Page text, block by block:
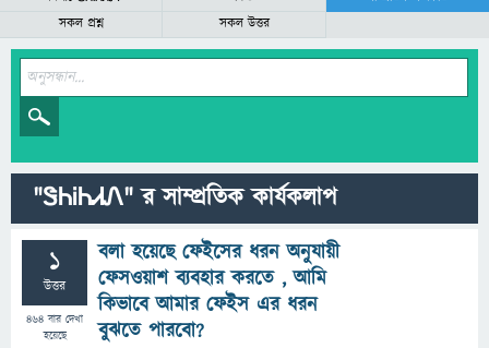
সকল প্রশ্ন
সকল উত্তর
"ᏕᏂᎥᏂᏗᏁ" র সাম্প্রতিক কার্যকলাপ
1
উত্তর
464 বার দেখা
হয়েছে
বলা হয়েছে ফেইসের ধরন অনুযায়ী
ফেসওয়াশ ব্যবহার করতে , আমি
কিভাবে আমার ফেইস এর ধরন
বুঝতে পারবো?